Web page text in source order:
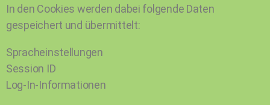
In den Cookies werden dabei folgende Daten
gespeichert und übermittelt:
Spracheinstellungen
Session ID
Log-In-Informationen